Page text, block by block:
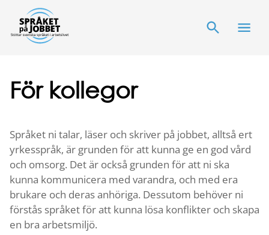
För kollegor
Språket ni talar, läser och skriver på jobbet, alltså ert
yrkesspråk, är grunden för att kunna ge en god vård
och omsorg. Det är också grunden för att ni ska
kunna kommunicera med varandra, och med era
brukare och deras anhöriga. Dessutom behöver ni
förstås språket för att kunna lösa konflikter och skapa
en bra arbetsmiljö.